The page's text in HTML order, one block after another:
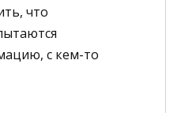
что
с кем-то